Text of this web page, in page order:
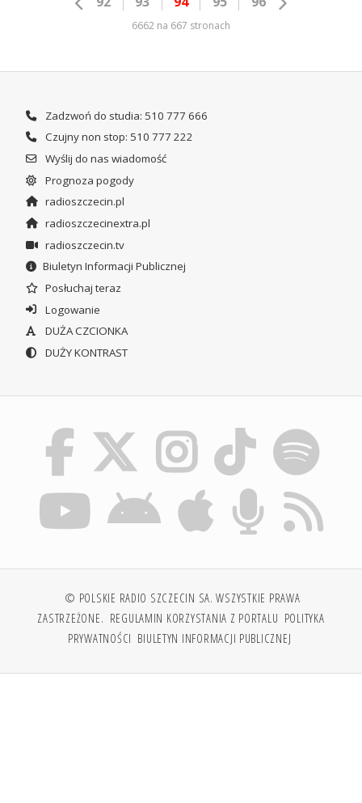
6662 na 667 stronach
Zadzwoń do studia: 510 777 666
Czujny non stop: 510 777 222
Wyślij do nas wiadomość
Prognoza pogody
radioszczecin.pl
radioszczecinextra.pl
radioszczecin.tv
Biuletyn Informacji Publicznej
Posłuchaj teraz
Logowanie
DUŻA CZCIONKA
DUŻY KONTRAST
© POLSKIE RADIO SZCZECIN SA. WSZYSTKIE PRAWA
ZASTRZEŻONE. REGULAMIN KORZYSTANIA Z PORTALU POLITYKA
PRYWATNOŚCI BIULETYN INFORMACJI PUBLICZNEJ